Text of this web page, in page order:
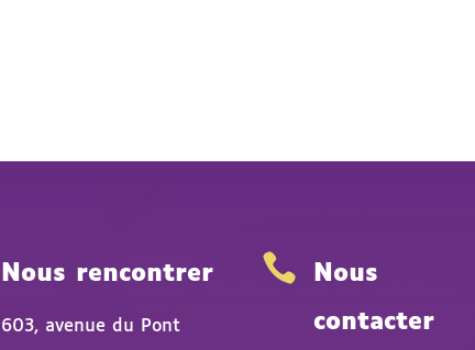
Nous rencontrer
603, avenue du Pont

Nous
contacter